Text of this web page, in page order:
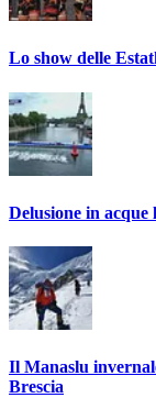
Lo show delle
Delusione in acque
Il Manaslu
Brescia